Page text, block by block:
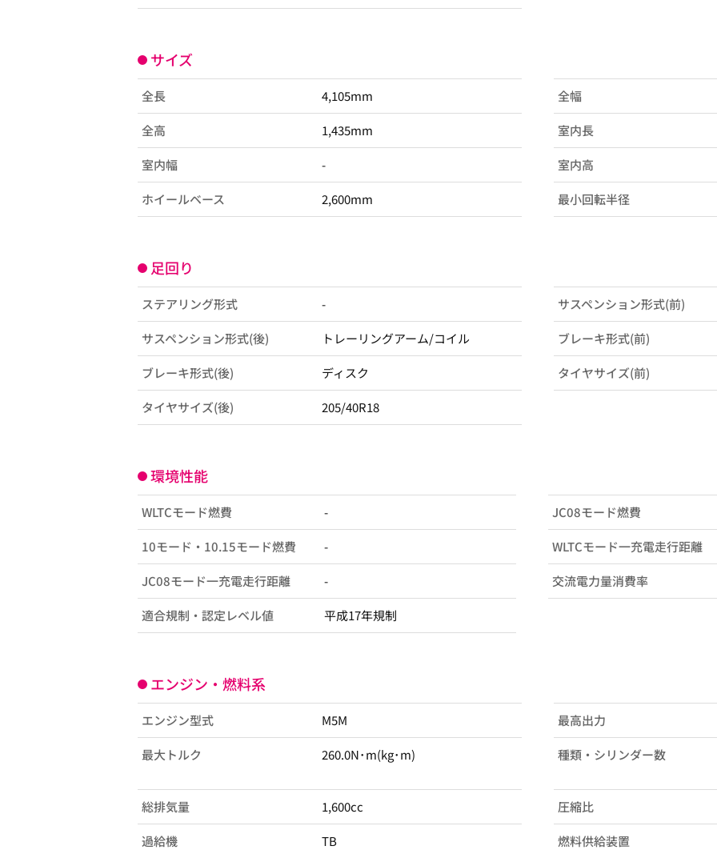
サイズ
全長 4,105mm 全幅
全高 1,435mm 室内長
室内幅 - 室内高
ホイールベース 2,600mm 最小回転半径
足回り
ステアリング形式 - サスペンション形式(前)
サスペンション形式(後) トレーリングアーム/コイル ブレーキ形式(前)
ブレーキ形式(後) ディスク タイヤサイズ(前)
タイヤサイズ(後) 205/40R18
環境性能
WLTCモード燃費 - JC08モード燃費
10モード・10.15モード燃費 - WLTCモード一充電走行距離
JC08モード一充電走行距離 - 交流電力量消費率
適合規制・認定レベル値 平成17年規制
エンジン・燃料系
エンジン型式 M5M 最高出力
最大トルク 260.0N･m(kg･m) 種類・シリンダー数
総排気量 1,600cc 圧縮比
過給機 TB 燃料供給装置